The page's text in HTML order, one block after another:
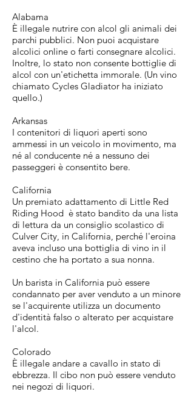
Alabama
È illegale nutrire con alcol gli animali dei
parchi pubblici. Non puoi acquistare
alcolici online o farti consegnare alcolici.
Inoltre, lo stato non consente bottiglie di
alcol con un'etichetta immorale. (Un vino
chiamato Cycles Gladiator ha iniziato
quello.)
Arkansas
I contenitori di liquori aperti sono
ammessi in un veicolo in movimento, ma
né al conducente né a nessuno dei
passeggeri è consentito bere.
California
Un premiato adattamento di Little Red
Riding Hood è stato bandito da una lista
di lettura da un consiglio scolastico di
Culver City, in California, perché l'eroina
aveva incluso una bottiglia di vino in il
cestino che ha portato a sua nonna.
Un barista in California può essere
condannato per aver venduto a un minore
se l'acquirente utilizza un documento
d'identità falso o alterato per acquistare
l'alcol.
Colorado
È illegale andare a cavallo in stato di
ebbrezza. Il cibo non può essere venduto
nei negozi di liquori.